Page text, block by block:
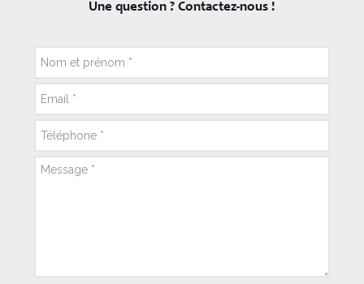
Une question ? Contactez-nous !